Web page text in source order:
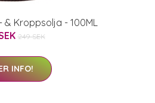
Kroppsolja - 100ML
249 SEK
INFO!